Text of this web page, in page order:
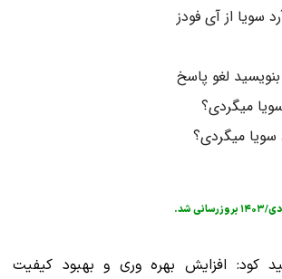
سویا از آی فودز
لغو پاسخ
میگردی؟
سویا میگردی؟
کود: افزایش بهره وری و بهبود کیفیت